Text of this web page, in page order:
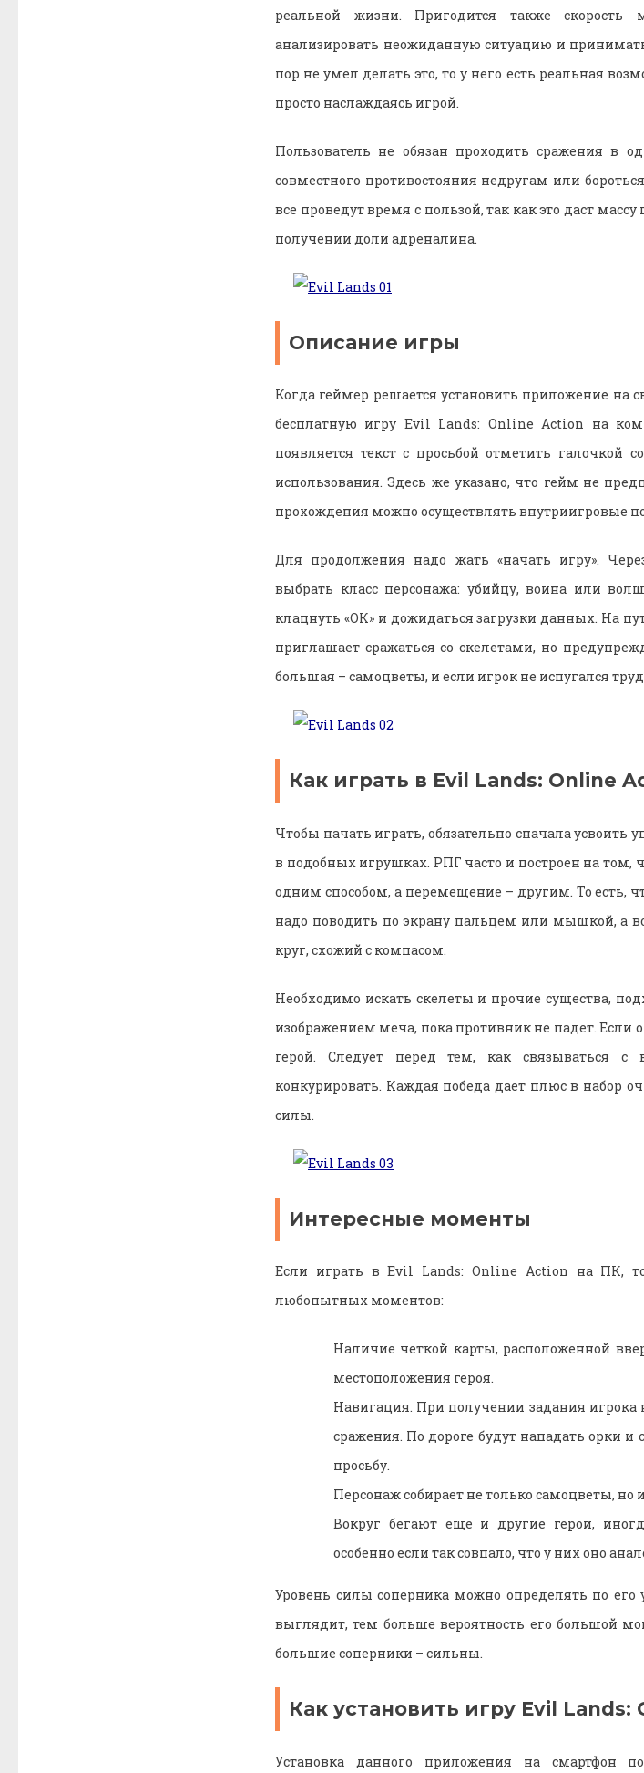
реальной жизни. Пригодится также скорость
анализировать неожиданную ситуацию и
пор не умел делать это, то у него есть реальная
просто наслаждаясь игрой.
Пользователь не обязан проходить сражения в
совместного противостояния недругам или
все проведут время с пользой, так как это даст
получении доли адреналина.
Описание игры
Когда геймер решается установить приложение на
бесплатную игру Evil Lands: Online Action на
появляется текст с просьбой отметить галочкой
использования. Здесь же указано, что гейм не
прохождения можно осуществлять внутриигровые
Для продолжения надо жать «начать игру».
выбрать класс персонажа: убийцу, воина или
клацнуть «ОК» и дожидаться загрузки данных. На
приглашает сражаться со скелетами, но
большая – самоцветы, и если игрок не испугался
Как играть в Evil Lands: Online
Чтобы начать играть, обязательно сначала усвоить
в подобных игрушках. РПГ часто и построен на том,
одним способом, а перемещение – другим. То есть,
надо поводить по экрану пальцем или мышкой, а
круг, схожий с компасом.
Необходимо искать скелеты и прочие существа,
изображением меча, пока противник не падет. Если
герой. Следует перед тем, как связываться с
конкурировать. Каждая победа дает плюс в набор
силы.
Интересные моменты
Если играть в Evil Lands: Online Action на ПК,
любопытных моментов:
Наличие четкой карты, расположенной
местоположения героя.
Навигация. При получении задания игрока
сражения. По дороге будут нападать орки
просьбу.
Персонаж собирает не только самоцветы, но
Вокруг бегают еще и другие герои,
особенно если так совпало, что у них оно
Уровень силы соперника можно определять по
выглядит, тем больше вероятность его большой
большие соперники – сильны.
Как установить игру Evil Lands:
Установка данного приложения на смартфон